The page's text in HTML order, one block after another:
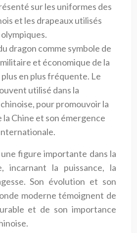
sur les uniformes des
et les drapeaux utilisés
dragon comme symbole de
et économique de la
en plus fréquente. Le
utilisé dans la
pour promouvoir la
la Chine et son émergence
figure importante dans la
incarnant la puissance, la
Son évolution et son
moderne témoignent de
et de son importance